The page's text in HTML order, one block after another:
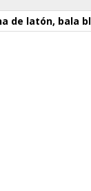
de latón, bala